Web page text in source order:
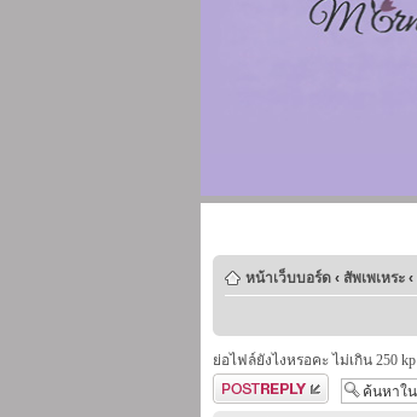
หน้าเว็บบอร์ด ‹ สัพเพเหระ ‹
ย่อไฟล์ยังไงหรอคะ ไม่เกิน 250 kp
ตอบกระทู้